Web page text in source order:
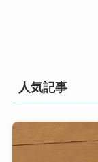
人気記事